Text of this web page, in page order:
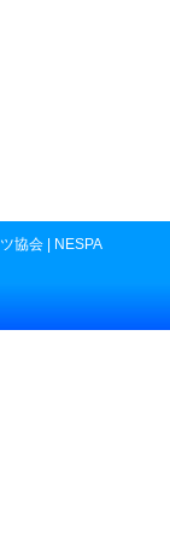
協会 | NESPA